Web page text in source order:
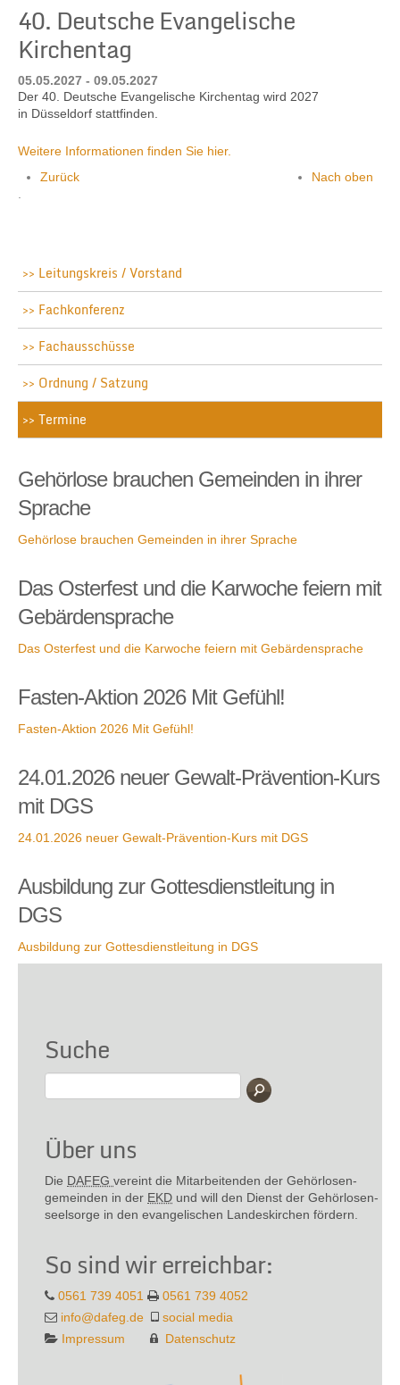
40. Deutsche Evangelische
Kirchentag
05.05.2027 - 09.05.2027
Der 40. Deutsche Evangelische Kirchentag wird 2027
in Düsseldorf stattfinden.
Weitere Informationen finden Sie hier.
Zurück
Nach oben
Leitungskreis / Vorstand
Fachkonferenz
Fachausschüsse
Ordnung / Satzung
Termine
Gehörlose brauchen Gemeinden in ihrer
Sprache
Gehörlose brauchen Gemeinden in ihrer Sprache
Das Osterfest und die Karwoche feiern mit
Gebärdensprache
Das Osterfest und die Karwoche feiern mit Gebärdensprache
Fasten-Aktion 2026 Mit Gefühl!
Fasten-Aktion 2026 Mit Gefühl!
24.01.2026 neuer Gewalt-Prävention-Kurs
mit DGS
24.01.2026 neuer Gewalt-Prävention-Kurs mit DGS
Ausbildung zur Gottesdienstleitung in
DGS
Ausbildung zur Gottesdienstleitung in DGS
Suche
Über uns
Die DAFEG vereint die Mitarbeitenden der Gehör­losen­
gemeinden in der EKD und will den Dienst der Gehör­losen­
seel­sorge in den evange­lischen Landes­kirchen fördern.
So sind wir erreichbar:
0561 739 4051
0561 739 4052
info@dafeg.de
social media
Impressum
Datenschutz